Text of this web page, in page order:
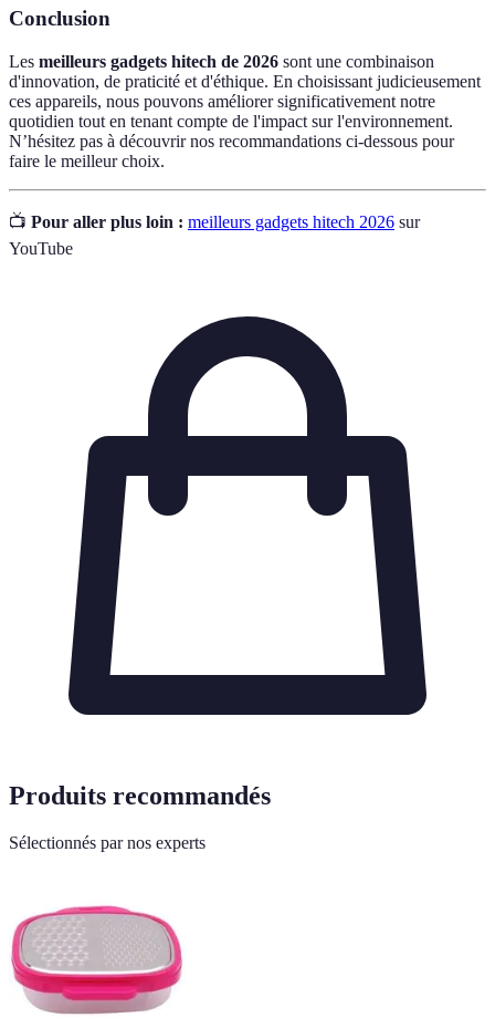
Conclusion
Les meilleurs gadgets hitech de 2026 sont une combinaison
d'innovation, de praticité et d'éthique. En choisissant judicieusement
ces appareils, nous pouvons améliorer significativement notre
quotidien tout en tenant compte de l'impact sur l'environnement.
N’hésitez pas à découvrir nos recommandations ci-dessous pour
faire le meilleur choix.
📺 Pour aller plus loin : meilleurs gadgets hitech 2026 sur
YouTube
Produits recommandés
Sélectionnés par nos experts